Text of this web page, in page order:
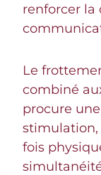
renforcer la
Le
combiné
procure
stimulation,
fois